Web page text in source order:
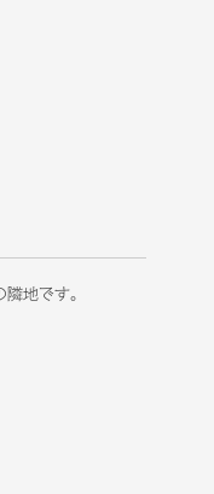
地です。